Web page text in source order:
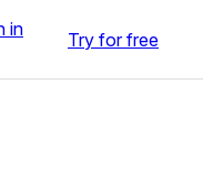
in Try for free